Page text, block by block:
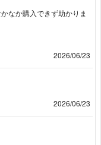
なか購入できず助かりま
2026/06/23
2026/06/23